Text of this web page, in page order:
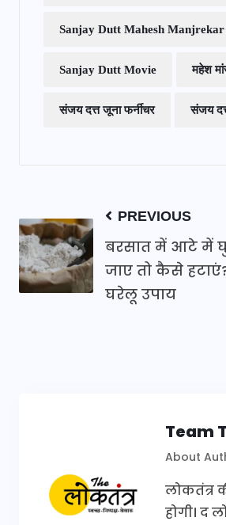
Sanjay Dutt Mahesh Manjrekar
Sanjay Dutt Movie महेश
संजय दत्त जूना फर्नीचर संजय
PREVIOUS
बरसात में आटे में
जाए तो कैसे
घरेलू उपाय
Team
About
लोकतंत्र
होगी। द